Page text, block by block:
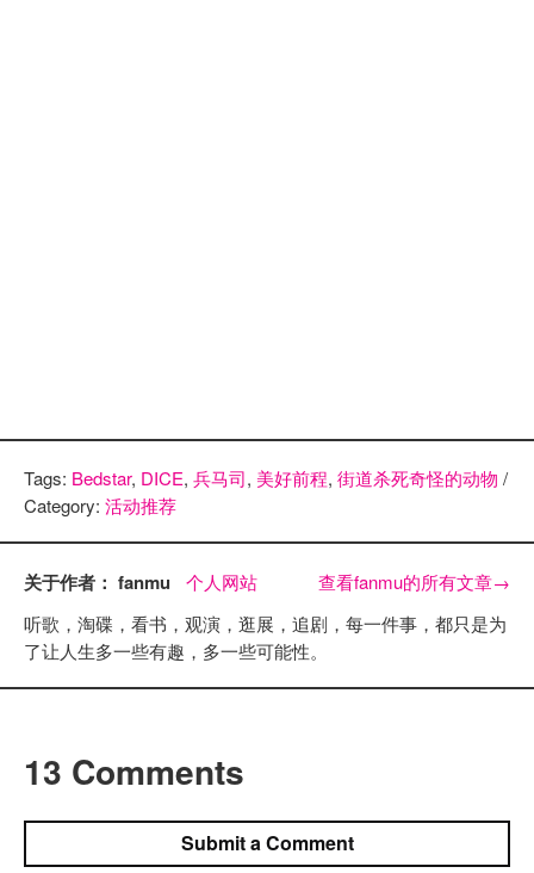
Tags: Bedstar, DICE, 兵马司, 美好前程, 街道杀死奇怪的动物 /
Category: 活动推荐
关于作者： fanmu 个人网站 查看fanmu的所有文章→
听歌，淘碟，看书，观演，逛展，追剧，每一件事，都只是为
了让人生多一些有趣，多一些可能性。
13 Comments
Submit a Comment